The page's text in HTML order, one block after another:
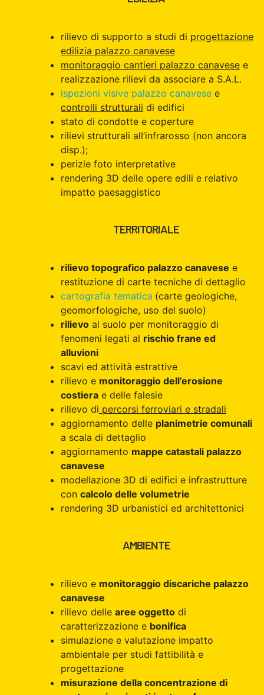
rilievo di supporto a studi di progettazione
edilizia palazzo canavese
monitoraggio cantieri palazzo canavese e
realizzazione rilievi da associare a S.A.L.
ispezioni visive palazzo canavese e
controlli strutturali di edifici
stato di condotte e coperture
rilievi strutturali all’infrarosso (non ancora
disp.);
perizie foto interpretative
rendering 3D delle opere edili e relativo
impatto paesaggistico
TERRITORIALE
rilievo topografico palazzo canavese e
restituzione di carte tecniche di dettaglio
cartografia tematica (carte geologiche,
geomorfologiche, uso del suolo)
rilievo al suolo per monitoraggio di
fenomeni legati al rischio frane ed
alluvioni
scavi ed attività estrattive
rilievo e monitoraggio dell’erosione
costiera e delle falesie
rilievo di percorsi ferroviari e stradali
aggiornamento delle planimetrie comunali
a scala di dettaglio
aggiornamento mappe catastali palazzo
canavese
modellazione 3D di edifici e infrastrutture
con calcolo delle volumetrie
rendering 3D urbanistici ed architettonici
AMBIENTE
rilievo e monitoraggio discariche palazzo
canavese
rilievo delle aree oggetto di
caratterizzazione e bonifica
simulazione e valutazione impatto
ambientale per studi fattibilità e
progettazione
misurazione della concentrazione di